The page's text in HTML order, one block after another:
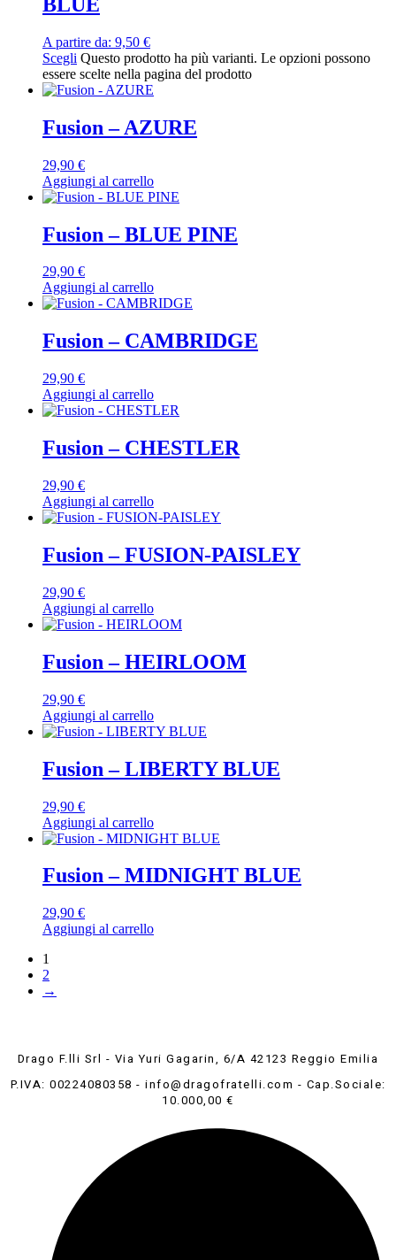
A partire da: 9,50 €
Scegli Questo prodotto ha più varianti. Le opzioni possono
essere scelte nella pagina del prodotto
Fusion – AZURE
29,90 €
Aggiungi al carrello
Fusion – BLUE PINE
29,90 €
Aggiungi al carrello
Fusion – CAMBRIDGE
29,90 €
Aggiungi al carrello
Fusion – CHESTLER
29,90 €
Aggiungi al carrello
Fusion – FUSION-PAISLEY
29,90 €
Aggiungi al carrello
Fusion – HEIRLOOM
29,90 €
Aggiungi al carrello
Fusion – LIBERTY BLUE
29,90 €
Aggiungi al carrello
Fusion – MIDNIGHT BLUE
29,90 €
Aggiungi al carrello
1
2
→
Drago F.lli Srl - Via Yuri Gagarin, 6/A 42123 Reggio Emilia
P.IVA: 00224080358 - info@dragofratelli.com - Cap.Sociale:
10.000,00 €